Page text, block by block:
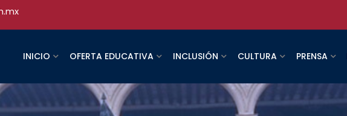
INICIO OFERTA EDUCATIVA INCLUSIÓN CULTURA PRENSA